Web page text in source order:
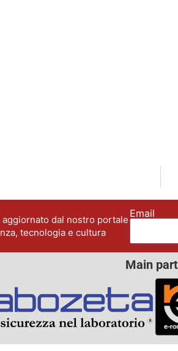
aggiornato dal nostro portale
tecnologia e cultura
Email
Main